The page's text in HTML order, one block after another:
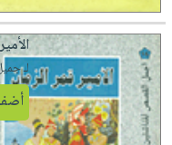
لـ